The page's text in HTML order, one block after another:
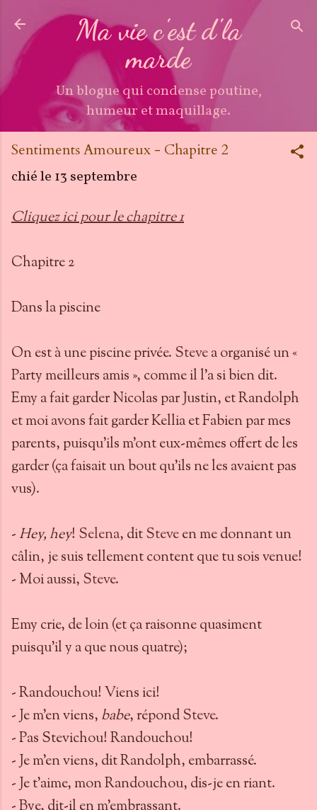
Accéder au contenu principal
Ma vie c'est d'la
marde
Un blogue qui condense poutine,
humeur et maquillage.
Sentiments Amoureux - Chapitre 2
chié le 13 septembre
Cliquez ici pour le chapitre 1
Chapitre 2
Dans la piscine
On est à une piscine privée. Stevea organisé un «
Party meilleurs amis », comme il l’a si bien dit.
Emy a fait garder Nicolas par Justin, et Randolph
et moi avons fait garder Kellia et Fabien par mes
parents, puisqu’ils m’ont eux-mêmes offert de les
garder (ça faisait un bout qu'ils ne les avaient pas
vus).
- Hey, hey! Selena, ditSteveen me donnant un
câlin, je suis tellement content que tu sois venue!
- Moi aussi, Steve.
Emy crie, de loin (et ça raisonne quasiment
puisqu’il y a que nous quatre);
- Randouchou! Viens ici!
- Je m’en viens, babe, répondSteve.
- Pas Stevichou! Randouchou!
- Je m’en viens, dit Randolph, embarrassé.
- Je t’aime, mon Randouchou, dis-je en riant.